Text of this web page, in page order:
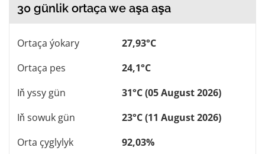
30 günlik ortaça we aşa aşa
Ortaça ýokary
27,93°C
Ortaça pes
24,1°C
Iň yssy gün
31°C (05 August 2026)
Iň sowuk gün
23°C (11 August 2026)
Orta çyglylyk
92,03%